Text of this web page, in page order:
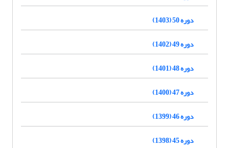
دوره 50 (1403)
دوره 49 (1402)
دوره 48 (1401)
دوره 47 (1400)
دوره 46 (1399)
دوره 45 (1398)